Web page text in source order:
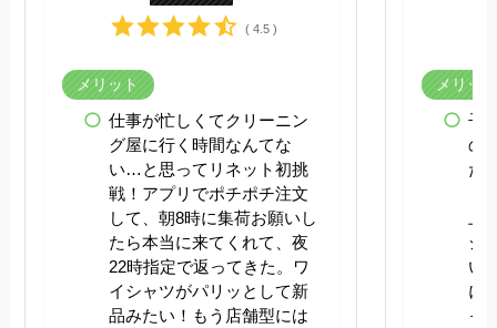
( 4.5 )
メリット
仕事が忙しくてクリーニン
グ屋に行く時間なんてな
い…と思ってリネット初挑
戦！アプリでポチポチ注文
して、朝8時に集荷お願いし
たら本当に来てくれて、夜
22時指定で返ってきた。ワ
イシャツがパリッとして新
品みたい！もう店舗型には
メリッ
子
の
た
シ
い
に
っ